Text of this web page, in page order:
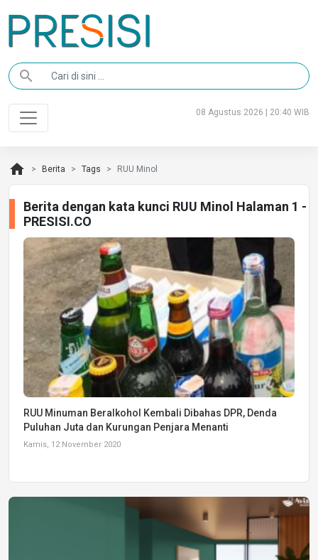
search
08 Agustus 2026 | 20:40 WIB
home Berita Tags RUU Minol
Berita dengan kata kunci RUU Minol Halaman 1 -
PRESISI.CO
RUU Minuman Beralkohol Kembali Dibahas DPR, Denda
Puluhan Juta dan Kurungan Penjara Menanti
Kamis, 12 November 2020